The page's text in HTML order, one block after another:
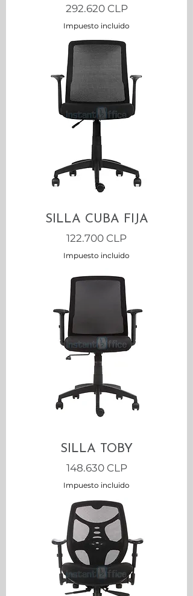
Precio
292.620 CLP
Impuesto incluido
SILLA CUBA FIJA
Precio
122.700 CLP
Impuesto incluido
SILLA TOBY
Precio
148.630 CLP
Impuesto incluido